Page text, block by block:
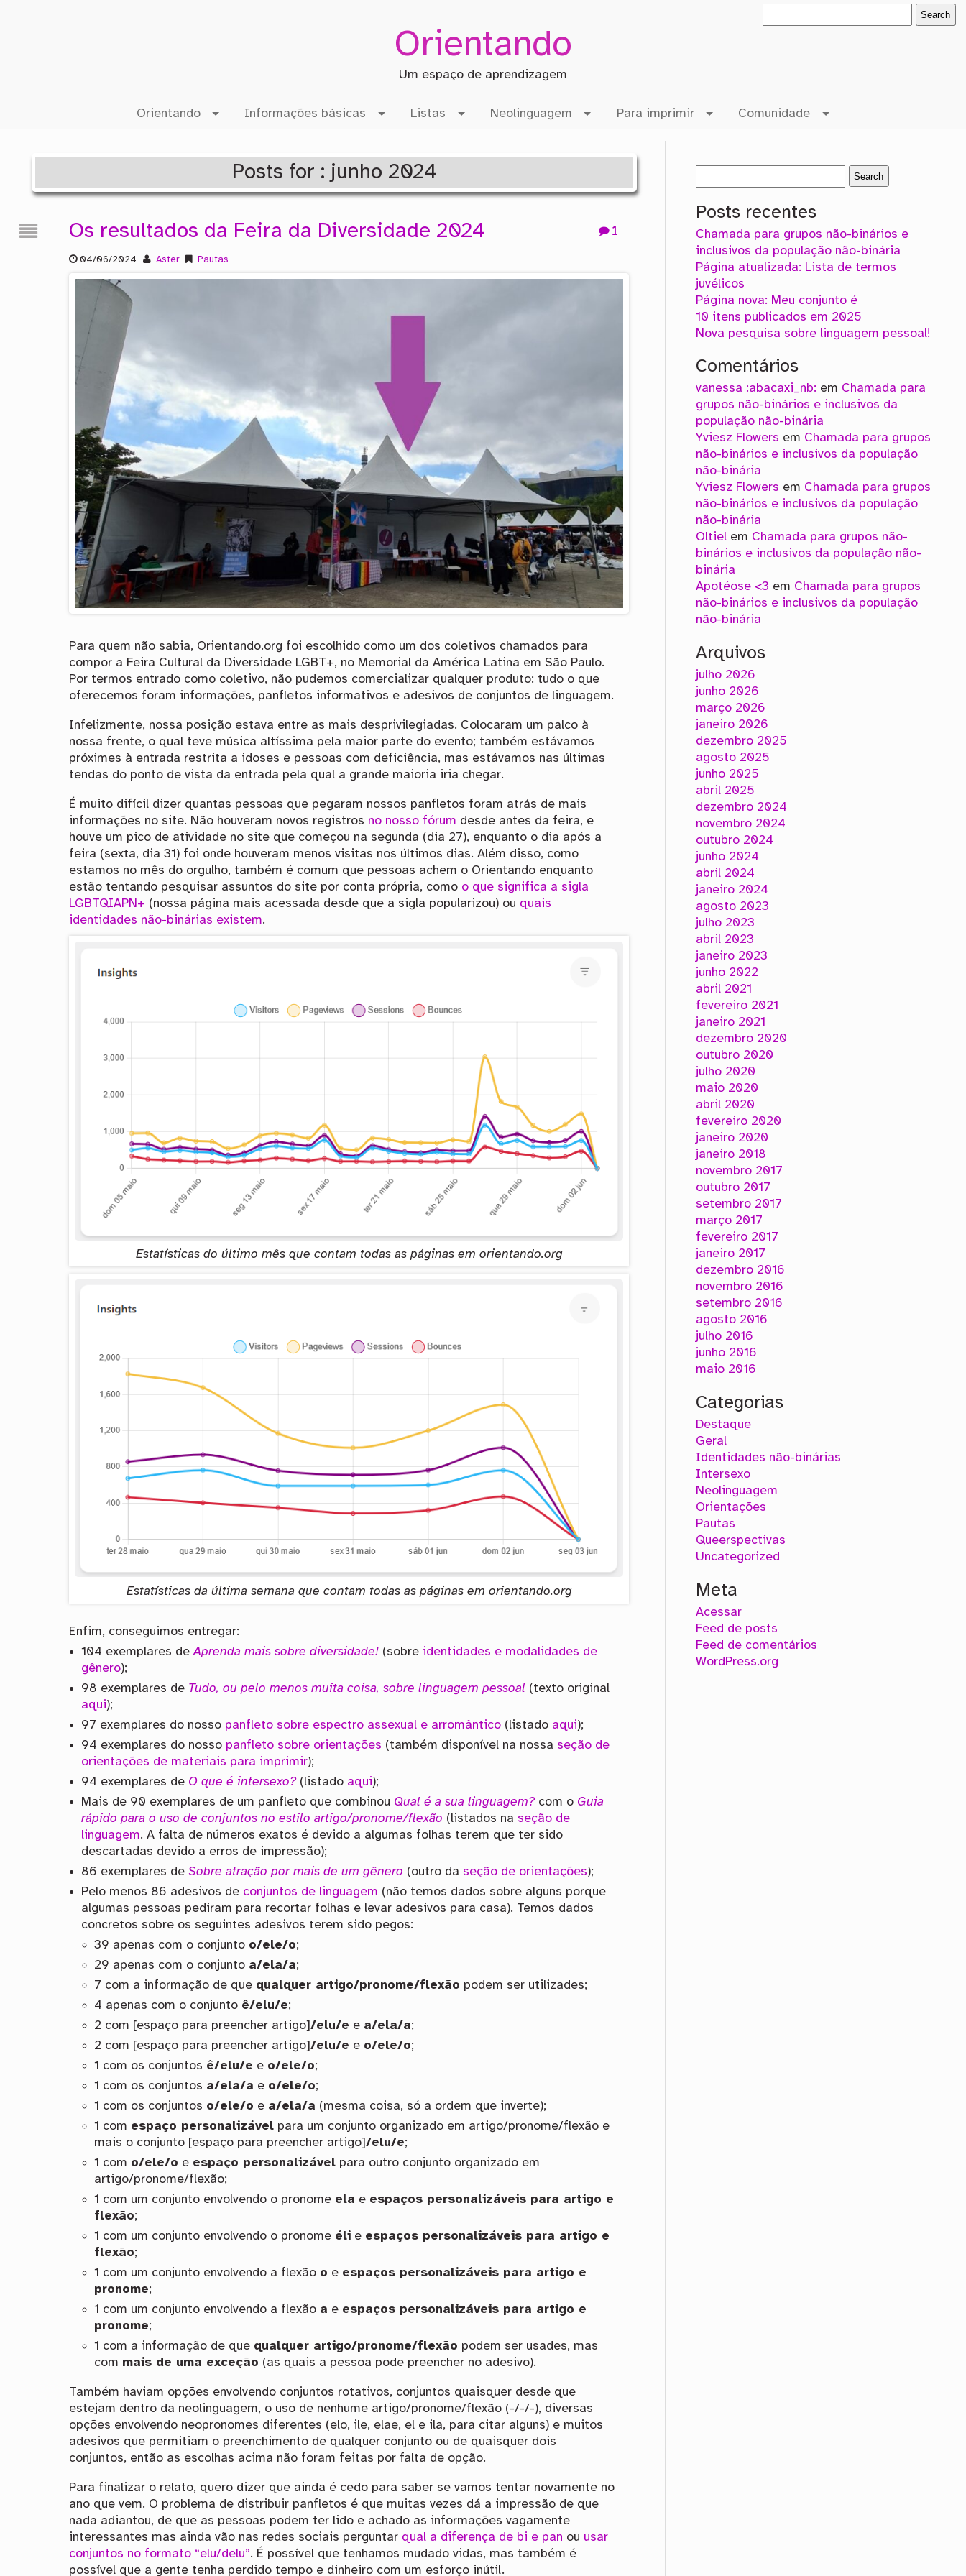
Orientando
Um espaço de aprendizagem
Orientando Informações básicas Listas Neolinguagem Para imprimir Comunidade
Posts for : junho 2024
Os resultados da Feira da Diversidade 2024 1
04/06/2024 Aster Pautas
Para quem não sabia, Orientando.org foi escolhido como um dos coletivos chamados para
compor a Feira Cultural da Diversidade LGBT+, no Memorial da América Latina em São Paulo.
Por termos entrado como coletivo, não pudemos comercializar qualquer produto: tudo o que
oferecemos foram informações, panfletos informativos e adesivos de conjuntos de linguagem.
Infelizmente, nossa posição estava entre as mais desprivilegiadas. Colocaram um palco à
nossa frente, o qual teve música altíssima pela maior parte do evento; também estávamos
próximes à entrada restrita a idoses e pessoas com deficiência, mas estávamos nas últimas
tendas do ponto de vista da entrada pela qual a grande maioria iria chegar.
É muito difícil dizer quantas pessoas que pegaram nossos panfletos foram atrás de mais
informações no site. Não houveram novos registros no nosso fórum desde antes da feira, e
houve um pico de atividade no site que começou na segunda (dia 27), enquanto o dia após a
feira (sexta, dia 31) foi onde houveram menos visitas nos últimos dias. Além disso, como
estamos no mês do orgulho, também é comum que pessoas achem o Orientando enquanto
estão tentando pesquisar assuntos do site por conta própria, como o que significa a sigla
LGBTQIAPN+ (nossa página mais acessada desde que a sigla popularizou) ou quais
identidades não-binárias existem.
Estatísticas do último mês que contam todas as páginas em orientando.org
Estatísticas da última semana que contam todas as páginas em orientando.org
Enfim, conseguimos entregar:
104 exemplares deAprenda mais sobre diversidade! (sobre identidades e modalidades de
gênero);
98 exemplares de Tudo, ou pelo menos muita coisa, sobre linguagem pessoal (texto original
aqui);
97 exemplares do nosso panfleto sobre espectro assexual e arromântico (listado aqui);
94 exemplares do nosso panfleto sobre orientações (também disponível na nossa seção de
orientações de materiais para imprimir);
94 exemplares de O que é intersexo?(listado aqui);
Mais de 90 exemplares de um panfleto que combinou Qual é a sua linguagem?com o Guia
rápido para o uso de conjuntos no estilo artigo/pronome/flexão (listados na seção de
linguagem. A falta de números exatos é devido a algumas folhas terem que ter sido
descartadas devido a erros de impressão);
86 exemplares deSobre atração por mais de um gênero (outro da seção de orientações);
Pelo menos 86 adesivos de conjuntos de linguagem (não temos dados sobre alguns porque
algumas pessoas pediram para recortar folhas e levar adesivos para casa). Temos dados
concretos sobre os seguintes adesivos terem sido pegos:
39 apenas com o conjunto o/ele/o;
29 apenas com o conjunto a/ela/a;
7 com a informação de que qualquer artigo/pronome/flexão podem ser utilizades;
4 apenas com o conjunto ê/elu/e;
2 com [espaço para preencher artigo]/elu/e e a/ela/a;
2 com [espaço para preencher artigo]/elu/e e o/ele/o;
1 com os conjuntos ê/elu/e e o/ele/o;
1 com os conjuntos a/ela/a e o/ele/o;
1 com os conjuntos o/ele/o e a/ela/a (mesma coisa, só a ordem que inverte);
1 com espaço personalizávelpara um conjunto organizado em artigo/pronome/flexão e
mais o conjunto [espaço para preencher artigo]/elu/e;
1 com o/ele/o e espaço personalizávelpara outro conjunto organizado em
artigo/pronome/flexão;
1 com um conjunto envolvendo o pronome ela e espaços personalizáveis para artigo e
flexão;
1 com um conjunto envolvendo o pronome élie espaços personalizáveis para artigo e
flexão;
1 com um conjunto envolvendo a flexão o e espaços personalizáveis para artigo e
pronome;
1 com um conjunto envolvendo a flexão a e espaços personalizáveis para artigo e
pronome;
1 com a informação de que qualquer artigo/pronome/flexão podem ser usades, mas
com mais de uma exceção (as quais a pessoa pode preencher no adesivo).
Também haviam opções envolvendo conjuntos rotativos, conjuntos quaisquer desde que
estejam dentro da neolinguagem, o uso de nenhume artigo/pronome/flexão (-/-/-), diversas
opções envolvendo neopronomes diferentes (elo, ile, elae, el e ila, para citar alguns) e muitos
adesivos que permitiam o preenchimento de qualquer conjunto ou de quaisquer dois
conjuntos, então as escolhas acima não foram feitas por falta de opção.
Para finalizar o relato, quero dizer que ainda é cedo para saber se vamos tentar novamente no
ano que vem. O problema de distribuir panfletos é que muitas vezes dá a impressão de que
nada adiantou, de que as pessoas podem ter lido e achado as informações vagamente
interessantes mas ainda vão nas redes sociais perguntar qual a diferença de bi e pan ou usar
conjuntos no formato “elu/delu”. É possível que tenhamos mudado vidas, mas também é
possível que a gente tenha perdido tempo e dinheiro com um esforço inútil.
Posts recentes
Chamada para grupos não-binários e
inclusivos da população não-binária
Página atualizada: Lista de termos
juvélicos
Página nova: Meu conjunto é
10 itens publicados em 2025
Nova pesquisa sobre linguagem pessoal!
Comentários
vanessa :abacaxi_nb: em Chamada para
grupos não-binários e inclusivos da
população não-binária
Yviesz Flowers em Chamada para grupos
não-binários e inclusivos da população
não-binária
Yviesz Flowers em Chamada para grupos
não-binários e inclusivos da população
não-binária
Oltielem Chamada para grupos não-
binários e inclusivos da população não-
binária
Apotéose <3 em Chamada para grupos
não-binários e inclusivos da população
não-binária
Arquivos
julho 2026
junho 2026
março 2026
janeiro 2026
dezembro 2025
agosto 2025
junho 2025
abril 2025
dezembro 2024
novembro 2024
outubro 2024
junho 2024
abril 2024
janeiro 2024
agosto 2023
julho 2023
abril 2023
janeiro 2023
junho 2022
abril 2021
fevereiro 2021
janeiro 2021
dezembro 2020
outubro 2020
julho 2020
maio 2020
abril 2020
fevereiro 2020
janeiro 2020
janeiro 2018
novembro 2017
outubro 2017
setembro 2017
março 2017
fevereiro 2017
janeiro 2017
dezembro 2016
novembro 2016
setembro 2016
agosto 2016
julho 2016
junho 2016
maio 2016
Categorias
Destaque
Geral
Identidades não-binárias
Intersexo
Neolinguagem
Orientações
Pautas
Queerspectivas
Uncategorized
Meta
Acessar
Feed de posts
Feed de comentários
WordPress.org